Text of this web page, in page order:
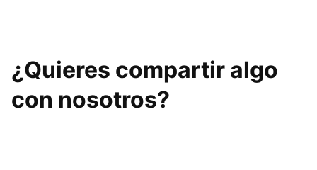
¿Quieres compartir algo
con nosotros?